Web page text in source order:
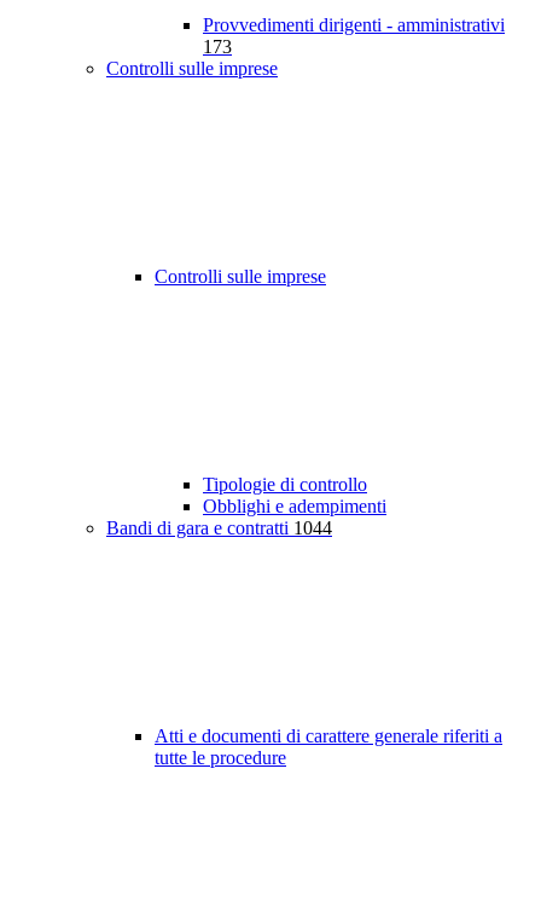
Provvedimenti dirigenti - amministrativi
173
Controlli sulle imprese
Controlli sulle imprese
Tipologie di controllo
Obblighi e adempimenti
Bandi di gara e contratti 1044
Atti e documenti di carattere generale riferiti a
tutte le procedure